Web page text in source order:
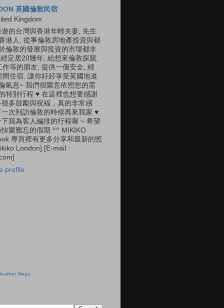
英國倫敦民宿
Kingdom
的台灣與香港年輕夫妻, 先生
港人, 從事倫敦房地產投資與都
倫敦的發展與投資的市場都非
定居20幾年, 給想來倫敦探親,
作等的朋友, 提供一個安全, 經
住宿. 讓你好好享受英國地道
氣息~ 我們很樂意依照您的需
特別行程 ♥ 在這裡也想要感謝
多鼓勵與祝福，真的非常感
次到訪倫敦的時候再來我家 ♥
我為客人編排的行程喔 ~ 希望
樂難忘的假期 ^^ MIKIKO
專頁裡有更多分享和最新的照
London] [E-mail :
profile
Maps